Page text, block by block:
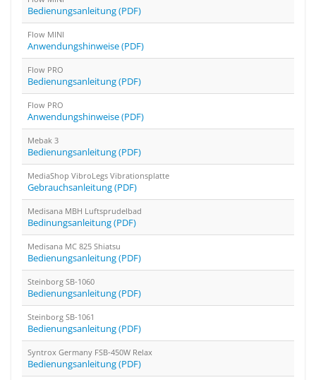
Bedienungsanleitung (PDF)
Flow MINI
Anwendungshinweise (PDF)
Flow PRO
Bedienungsanleitung (PDF)
Flow PRO
Anwendungshinweise (PDF)
Mebak 3
Bedienungsanleitung (PDF)
MediaShop VibroLegs Vibrationsplatte
Gebrauchsanleitung (PDF)
Medisana MBH Luftsprudelbad
Bedinungsanleitung (PDF)
Medisana MC 825 Shiatsu
Bedienungsanleitung (PDF)
Steinborg SB-1060
Bedienungsanleitung (PDF)
Steinborg SB-1061
Bedienungsanleitung (PDF)
Syntrox Germany FSB-450W Relax
Bedienungsanleitung (PDF)